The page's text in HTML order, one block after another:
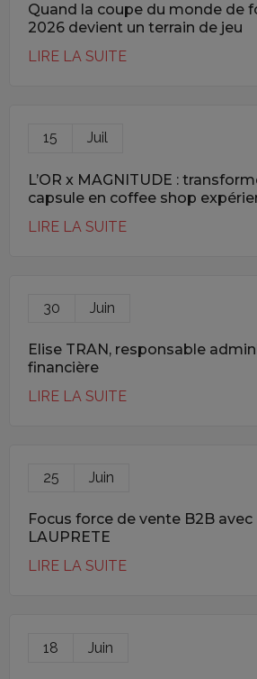
Quand la coupe du monde de
2026 devient un terrain de jeu
LIRE LA SUITE
15 Juil
L’OR x MAGNITUDE :
capsule en coffee shop
LIRE LA SUITE
30 Juin
Elise TRAN, responsable
financière
LIRE LA SUITE
25 Juin
Focus force de vente B2B avec
LAUPRETE
LIRE LA SUITE
18 Juin